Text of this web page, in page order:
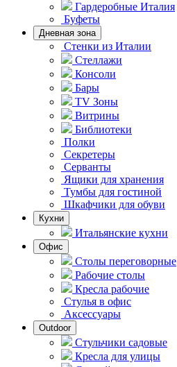
Гардеробные Италия
Буфеты
Дневная зона
Стенки из Италии
Стеллажи
Консоли
Бары
TV Зоны
Витрины
Библиотеки
Полки
Секретеры
Серванты
Ящики для хранения
Тумбы для гостиной
Шкафчики для обуви
Кухни
Итальянские кухни
Офис
Столы переговорные
Рабочие столы
Кресла рабочие
Стулья в офис
Аксессуары
Outdoor
Стульчики садовые
Кресла для улицы